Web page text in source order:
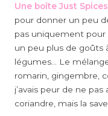
Une boîte Just
pour donner un peu
pas uniquement
un peu plus de goûts
légumes… Le
romarin, gingembre,
j’avais peur de ne
coriandre, mais la